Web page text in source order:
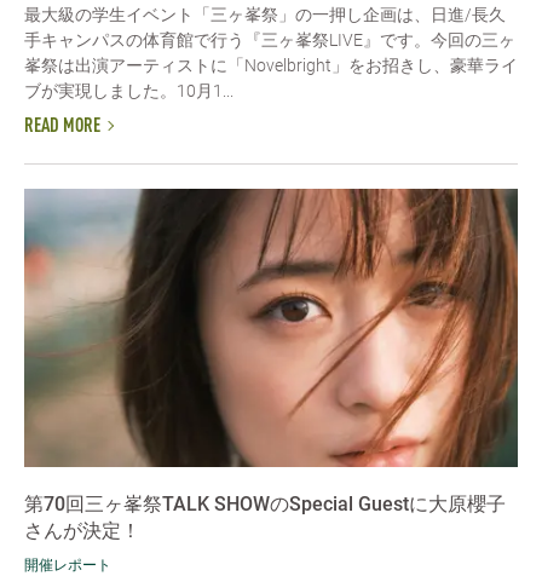
最大級の学生イベント「三ヶ峯祭」の一押し企画は、日進/長久
手キャンパスの体育館で行う『三ヶ峯祭LIVE』です。今回の三ヶ
峯祭は出演アーティストに「Novelbright」をお招きし、豪華ライ
ブが実現しました。10月1...
READ MORE
第70回三ヶ峯祭TALK SHOWのSpecial Guestに大原櫻子
さんが決定！
開催レポート